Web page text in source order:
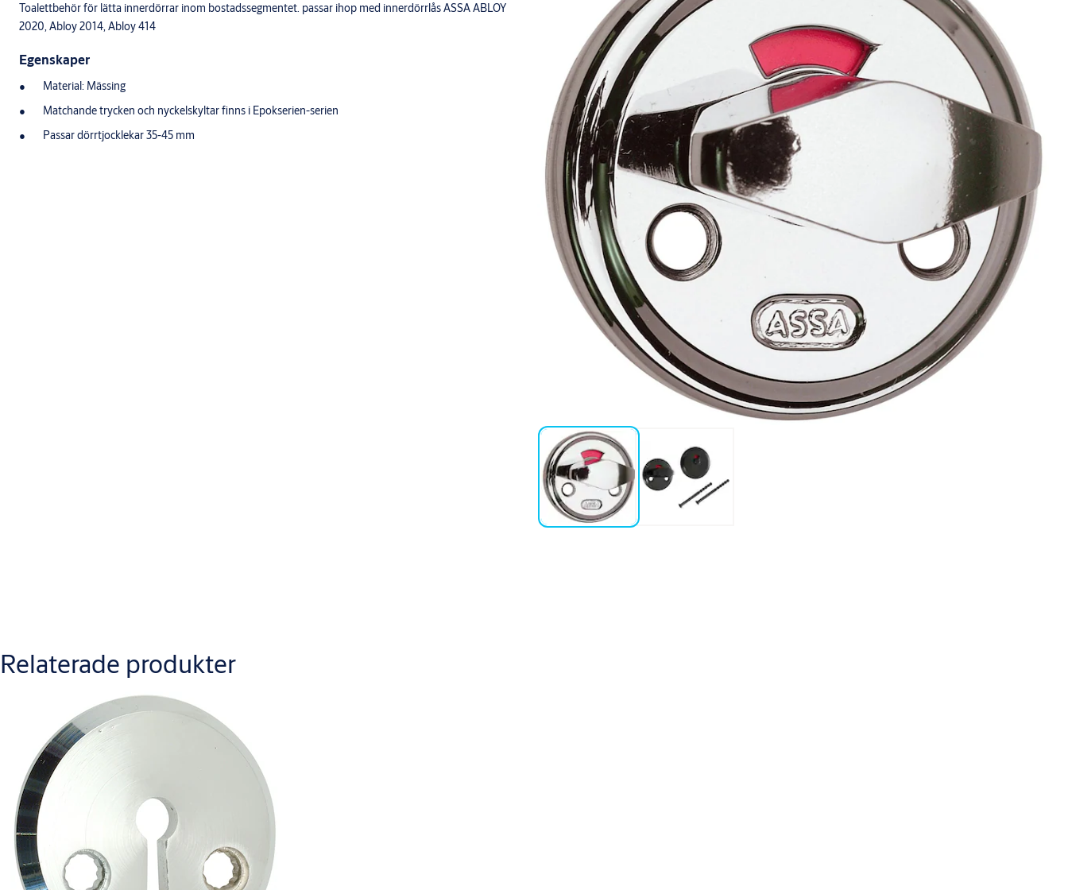
Toalettbehör för lätta innerdörrar inom bostadssegmentet. passar ihop med innerdörrlås ASSA ABLOY
2020, Abloy 2014, Abloy 414
Egenskaper
Material: Mässing
Matchande trycken och nyckelskyltar finns i Epokserien-serien
Passar dörrtjocklekar 35-45 mm
Produkt
WC BEHÖR 262/50 EPOK MSV Mirus MP
Relaterade produkter